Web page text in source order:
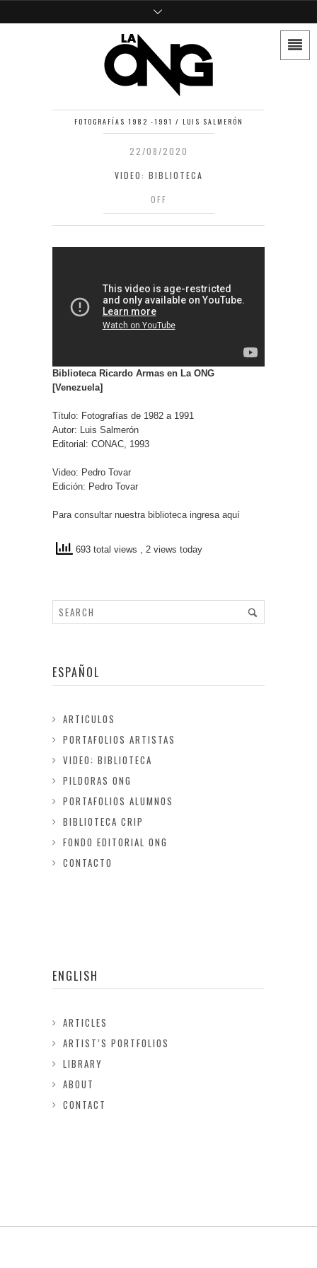
FOTOGRAFÍAS 1982 -1991 / LUIS SALMERÓN
22/08/2020
VIDEO: BIBLIOTECA
OFF
Biblioteca Ricardo Armas en La ONG
[Venezuela]
Título: Fotografías de 1982 a 1991
Autor: Luis Salmerón
Editorial: CONAC, 1993
Video: Pedro Tovar
Edición: Pedro Tovar
Para consultar nuestra biblioteca ingresa aquí
693 total views , 2 views today
ESPAÑOL
ARTICULOS
PORTAFOLIOS ARTISTAS
VIDEO: BIBLIOTECA
PILDORAS ONG
PORTAFOLIOS ALUMNOS
BIBLIOTECA CRIP
FONDO EDITORIAL ONG
CONTACTO
ENGLISH
ARTICLES
ARTIST’S PORTFOLIOS
LIBRARY
ABOUT
CONTACT